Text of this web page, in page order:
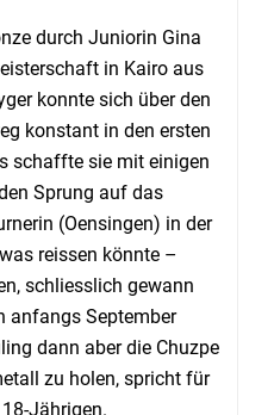
durch Juniorin Gina
in Kairo aus
konnte sich über den
konstant in den ersten
schaffte sie mit einigen
Sprung auf das
(Oensingen) in der
reissen könnte –
schliesslich gewann
anfangs September
dann aber die Chuzpe
zu holen, spricht für
Jährigen.